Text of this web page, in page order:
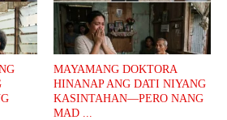
MAYAMANG DOKTORA
HINANAP ANG DATI NIYANG
KASINTAHAN—PERO NANG
MAD ...